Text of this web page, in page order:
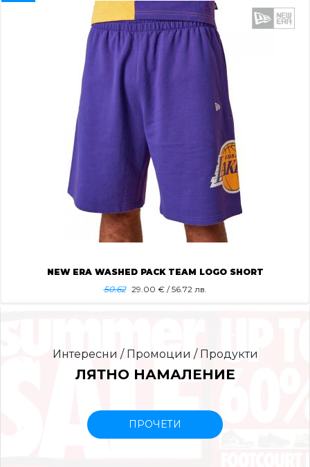
NEW ERA WASHED PACK TEAM LOGO SHORT
50.62 29.00 € / 56.72 лв.
Интересни / Промоции / Продукти
ЛЯТНО НАМАЛЕНИЕ
ПРОЧЕТИ